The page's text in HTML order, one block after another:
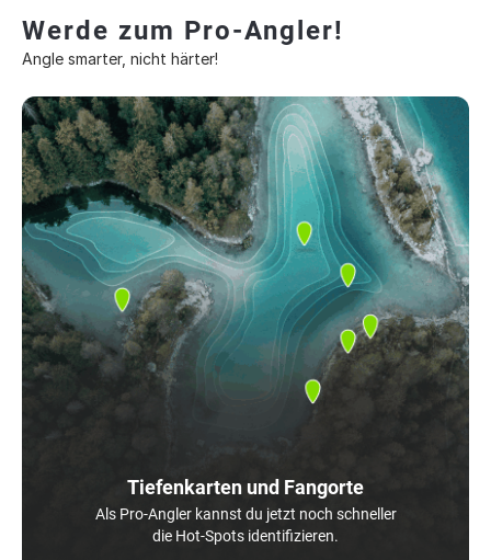
Werde zum Pro-Angler!
Angle smarter, nicht härter!
Tiefenkarten und Fangorte
Als Pro-Angler kannst du jetzt noch schneller
die Hot-Spots identifizieren.